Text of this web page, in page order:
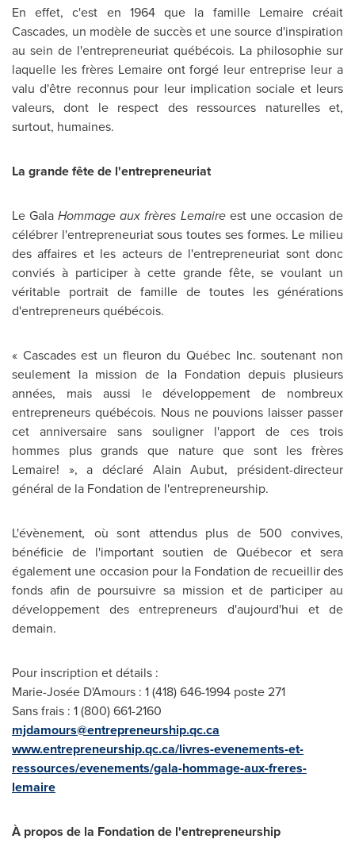
En effet, c'est en 1964 que la famille Lemaire créait
Cascades, un modèle de succès et une source d'inspiration
au sein de l'entrepreneuriat québécois. La philosophie sur
laquelle les frères Lemaire ont forgé leur entreprise leur a
valu d'être reconnus pour leur implication sociale et leurs
valeurs, dont le respect des ressources naturelles et,
surtout, humaines.
La grande fête de l'entrepreneuriat
Le Gala Hommage aux frères Lemaireest une occasion de
célébrer l'entrepreneuriat sous toutes ses formes. Le milieu
des affaires et les acteurs de l'entrepreneuriat sont donc
conviés à participer à cette grande fête, se voulant un
véritable portrait de famille de toutes les générations
d'entrepreneurs québécois.
« Cascades est un fleuron du Québec Inc. soutenant non
seulement la mission de la Fondation depuis plusieurs
années, mais aussi le développement de nombreux
entrepreneurs québécois. Nous ne pouvions laisser passer
cet anniversaire sans souligner l'apport de ces trois
hommes plus grands que nature que sont les frères
Lemaire! », a déclaré Alain Aubut, président-directeur
général de la Fondation de l'entrepreneurship.
L'évènement, où sont attendus plus de 500 convives,
bénéficie de l'important soutien de Québecor et sera
également une occasion pour la Fondation de recueillir des
fonds afin de poursuivre sa mission et de participer au
développement des entrepreneurs d'aujourd'hui et de
demain.
Pour inscription et détails :
Marie-Josée D'Amours : 1 (418) 646-1994 poste 271
Sans frais : 1 (800) 661-2160
mjdamours@entrepreneurship.qc.ca
www.entrepreneurship.qc.ca/livres-evenements-et-
ressources/evenements/gala-hommage-aux-freres-
lemaire
À propos de la Fondation de l'entrepreneurship